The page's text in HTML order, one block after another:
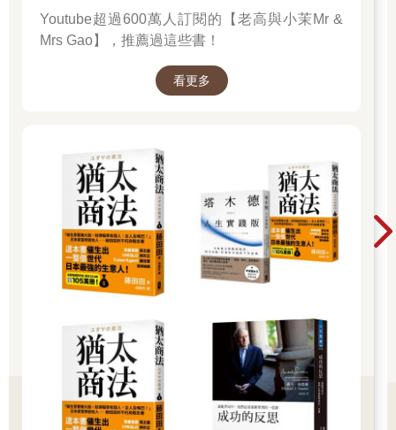
Youtube超過600萬人訂閱的【老高與小茉Mr &
Mrs Gao】，推薦過這些書！
看更多